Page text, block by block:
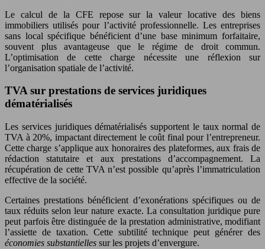
Le calcul de la CFE repose sur la valeur locative des biens
immobiliers utilisés pour l’activité professionnelle. Les entreprises
sans local spécifique bénéficient d’une base minimum forfaitaire,
souvent plus avantageuse que le régime de droit commun.
L’optimisation de cette charge nécessite une réflexion sur
l’organisation spatiale de l’activité.
TVA sur prestations de services juridiques
dématérialisés
Les services juridiques dématérialisés supportent le taux normal de
TVA à 20%, impactant directement le coût final pour l’entrepreneur.
Cette charge s’applique aux honoraires des plateformes, aux frais de
rédaction statutaire et aux prestations d’accompagnement. La
récupération de cette TVA n’est possible qu’après l’immatriculation
effective de la société.
Certaines prestations bénéficient d’exonérations spécifiques ou de
taux réduits selon leur nature exacte. La consultation juridique pure
peut parfois être distinguée de la prestation administrative, modifiant
l’assiette de taxation. Cette subtilité technique peut générer des
économies substantielles sur les projets d’envergure.